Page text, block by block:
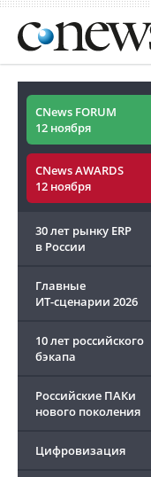
CNews FORUM
12 ноября
CNews AWARDS
12 ноября
30 лет рынку ERP
в России
Главные
ИТ-сценарии 2026
10 лет российского
бэкапа
Российские ПАКи
нового поколения
Цифровизация